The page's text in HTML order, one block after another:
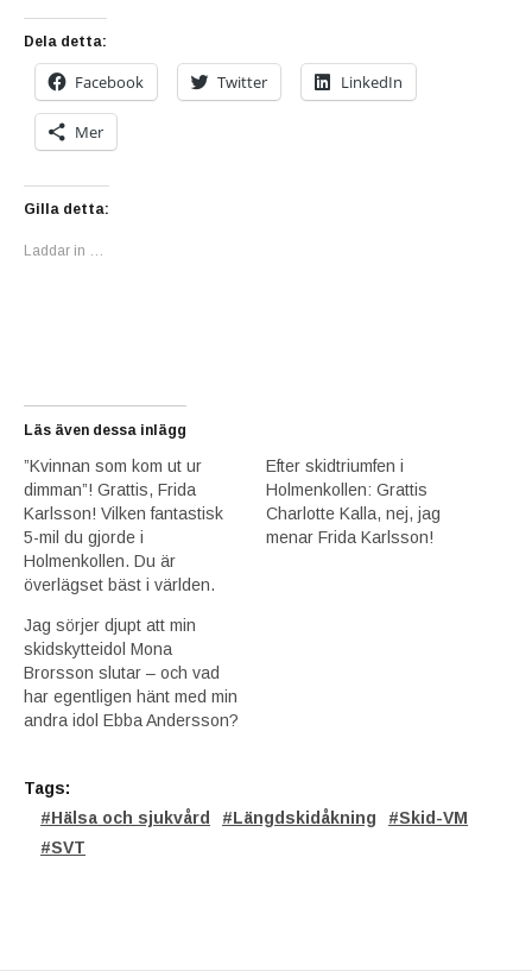
Dela detta:
Facebook Twitter LinkedIn
Mer
Gilla detta:
Laddar in …
Läs även dessa inlägg
”Kvinnan som kom ut ur
dimman”! Grattis, Frida
Karlsson! Vilken fantastisk
5-mil du gjorde i
Holmenkollen. Du är
överlägset bäst i världen.
Efter skidtriumfen i
Holmenkollen: Grattis
Charlotte Kalla, nej, jag
menar Frida Karlsson!
Jag sörjer djupt att min
skidskytteidol Mona
Brorsson slutar – och vad
har egentligen hänt med min
andra idol Ebba Andersson?
Tags:
Hälsa och sjukvård
Längdskidåkning
Skid-VM
SVT